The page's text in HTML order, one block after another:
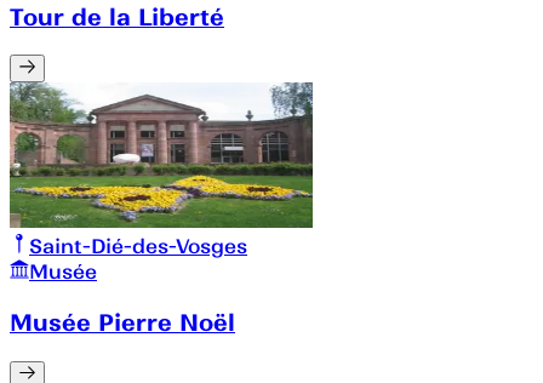
Tour de la Liberté
Saint-Dié-des-Vosges
Musée
Musée Pierre Noël